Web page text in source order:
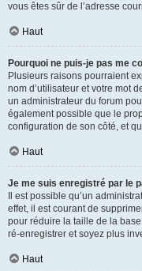
vous êtes sûr de l’adresse
Haut
Pourquoi ne puis-je pas me
Plusieurs raisons pourraient
nom d’utilisateur et votre mot
un administrateur du forum
également possible que le
configuration de son côté, et
Haut
Je me suis enregistré par le
Il est possible qu’un
effet, il est courant de
pour réduire la taille de la
ré-enregistrer et soyez plus
Haut